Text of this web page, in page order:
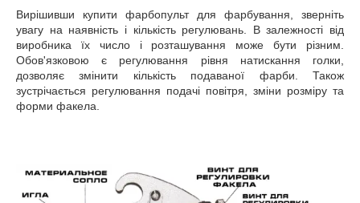
Вирішивши купити фарбопульт для фарбування, зверніть
увагу на наявність і кількість регулювань. В залежності від
виробника їх число і розташування може бути різним.
Обов'язковою є регулювання рівня натискання голки,
дозволяє змінити кількість подаваної фарби. Також
зустрічається регулювання подачі повітря, зміни розміру та
форми факела.